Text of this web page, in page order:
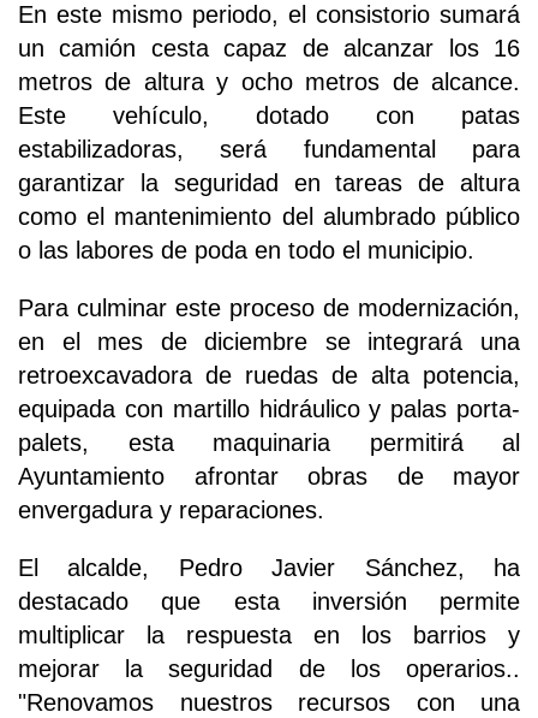
En este mismo periodo, el consistorio sumará
un camión cesta capaz de alcanzar los 16
metros de altura y ocho metros de alcance.
Este vehículo, dotado con patas
estabilizadoras, será fundamental para
garantizar la seguridad en tareas de altura
como el mantenimiento del alumbrado público
o las labores de poda en todo el municipio.
Para culminar este proceso de modernización,
en el mes de diciembre se integrará una
retroexcavadora de ruedas de alta potencia,
equipada con martillo hidráulico y palas porta-
palets, esta maquinaria permitirá al
Ayuntamiento afrontar obras de mayor
envergadura y reparaciones.
El alcalde, Pedro Javier Sánchez, ha
destacado que esta inversión permite
multiplicar la respuesta en los barrios y
mejorar la seguridad de los operarios..
"Renovamos nuestros recursos con una